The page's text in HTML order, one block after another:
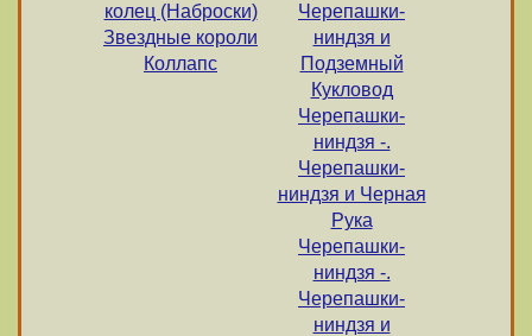
колец (Наброски)
Звездные короли
Коллапс
Черепашки-
ниндзя и
Подземный
Кукловод
Черепашки-
ниндзя -.
Черепашки-
ниндзя и Черная
Рука
Черепашки-
ниндзя -.
Черепашки-
ниндзя и